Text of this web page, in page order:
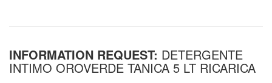
INFORMATION REQUEST: DETERGENTE
INTIMO OROVERDE TANICA 5 LT RICARICA